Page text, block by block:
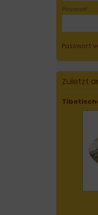
Passwort:
Passwort
Zuletzt